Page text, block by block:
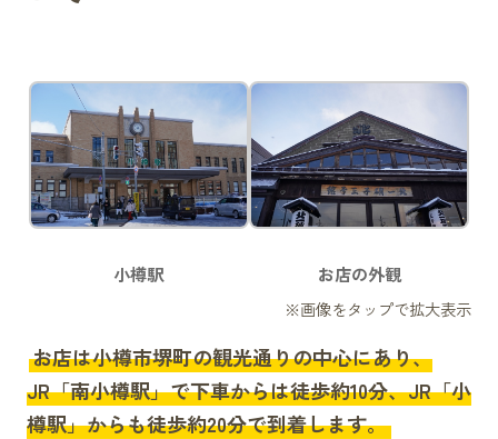
小樽駅 お店の外観
お店は小樽市堺町の観光通りの中心にあり、
JR「南小樽駅」で下車からは徒歩約10分、JR「小
樽駅」からも徒歩約20分で到着します。